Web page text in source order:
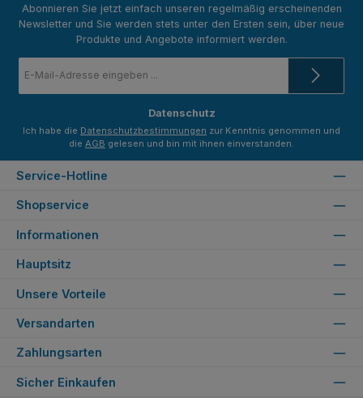
Abonnieren Sie jetzt einfach unseren regelmäßig erscheinenden
Newsletter und Sie werden stets unter den Ersten sein, über neue
Produkte und Angebote informiert werden.
Mail-
Datenschutz
Ich habe die Datenschutzbestimmungen zur Kenntnis genommen und
die AGB gelesen und bin mit ihnen einverstanden.
Service-Hotline
Shopservice
Informationen
Unsere Vorteile
Versandarten
Zahlungsarten
Hauptsitz
Sicher Einkaufen